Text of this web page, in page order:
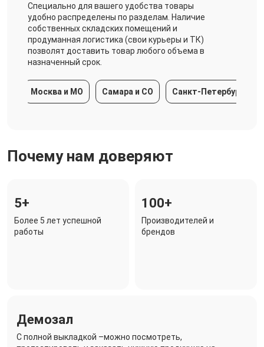
Специально для вашего удобства товары
удобно распределены по разделам. Наличие
собственных складских помещений и
продуманная логистика (свои курьеры и ТК)
позволят доставить товар любого объема в
назначенный срок.
Москва и МО Самара и СО Санкт-Петербург и ЛО
Почему нам доверяют
5+
Более 5 лет успешной
работы
100+
Производителей и
брендов
Демозал
C полной выкладкой –можно посмотреть,